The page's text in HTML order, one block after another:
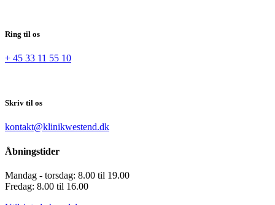
Ring til os
+ 45 33 11 55 10
Skriv til os
kontakt@klinikwestend.dk
Åbningstider
Mandag - torsdag: 8.00 til 19.00
Fredag: 8.00 til 16.00